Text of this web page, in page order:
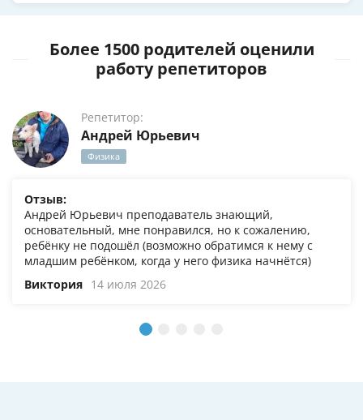
Более 1500 родителей оценили
работу репетиторов
Репетитор:
Андрей Юрьевич
Физика
Отзыв:
Андрей Юрьевич преподаватель знающий,
основательный, мне понравился, но к сожалению,
ребёнку не подошёл (возможно обратимся к нему с
младшим ребёнком, когда у него физика начнётся)
Виктория 14 июля 2026